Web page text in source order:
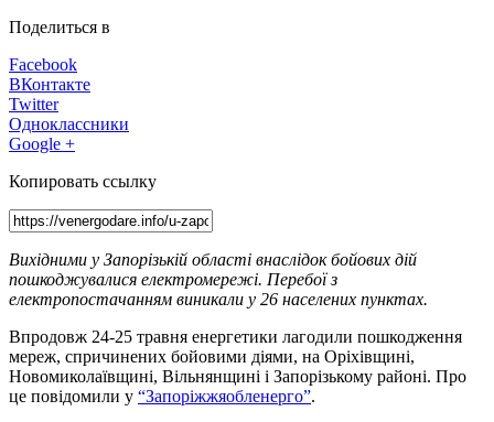
Поделиться в
Facebook
ВКонтакте
Twitter
Одноклассники
Google +
Копировать ссылку
Вихідними у Запорізькій області внаслідок бойових дій
пошкоджувалися електромережі. Перебої з
електропостачанням виникали у 26 населених пунктах.
Впродовж 24-25 травня енергетики лагодили пошкодження
мереж, спричинених бойовими діями, на Оріхівщині,
Новомиколаївщині, Вільнянщині і Запорізькому районі. Про
це повідомили у “Запоріжжяобленерго”.